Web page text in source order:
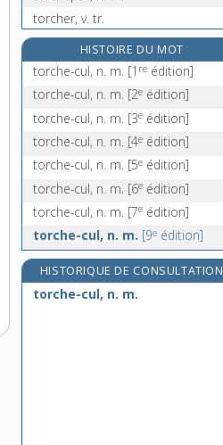
torcher, v. tr.
torchère, n. f.
torchis, n. m.
torchon, n. m.
HISTOIRE DU MOT
torche-cul, n. m. [1 re édition]
torche-cul, n. m. [2e édition]
torche-cul, n. m. [3e édition]
torche-cul, n. m. [4e édition]
torche-cul, n. m. [5e édition]
torche-cul, n. m. [6e édition]
torche-cul, n. m. [7e édition]
torche-cul, n. m. [9e édition]
HISTORIQUE DE CONSULTATION
torche-cul, n. m.